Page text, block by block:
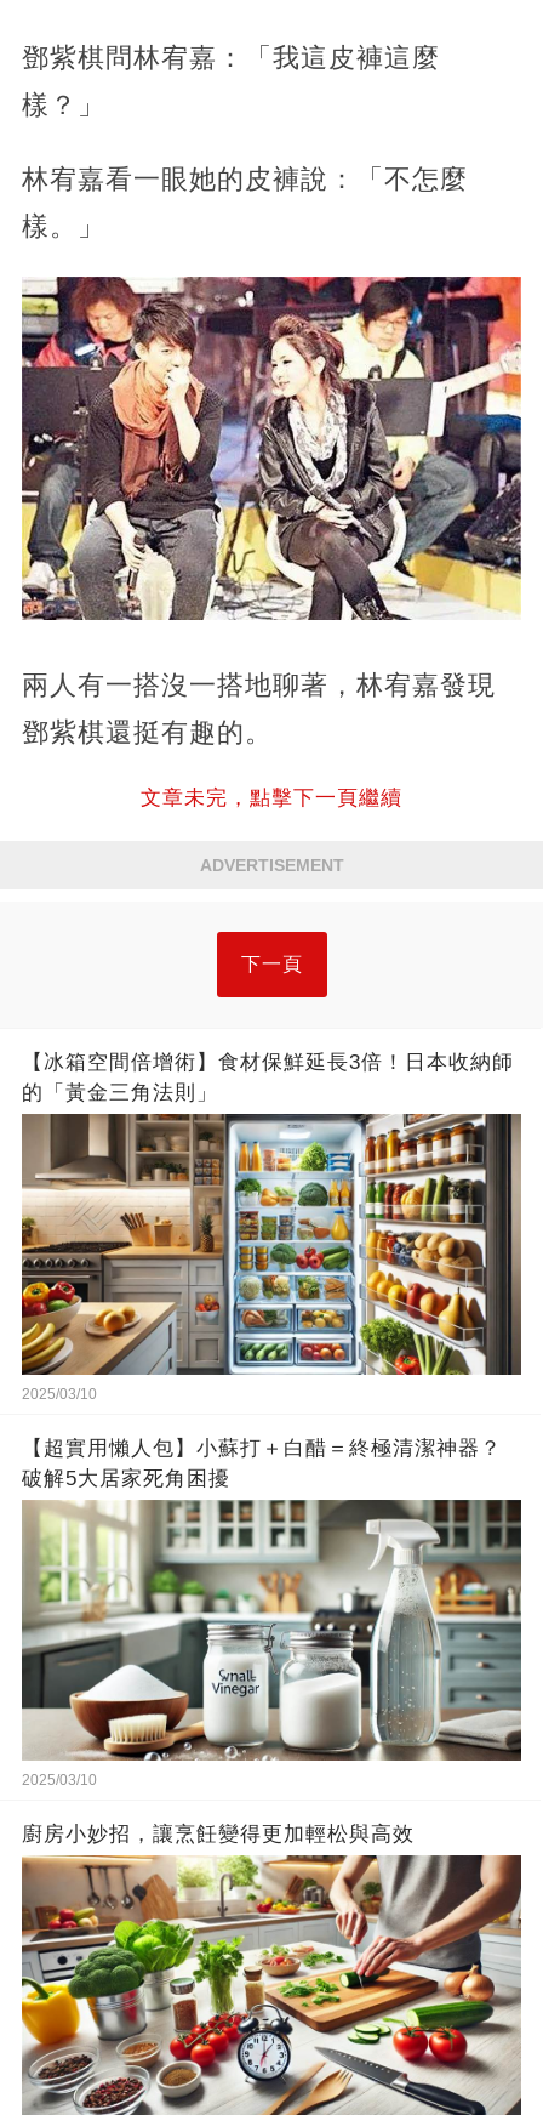
鄧紫棋問林宥嘉：「我這皮褲這麼
樣？」
林宥嘉看一眼她的皮褲說：「不怎麼
樣。」
兩人有一搭沒一搭地聊著，林宥嘉發現
鄧紫棋還挺有趣的。
文章未完，點擊下一頁繼續
ADVERTISEMENT
下一頁
【冰箱空間倍增術】食材保鮮延長3倍！日本收納師
的「黃金三角法則」
2025/03/10
【超實用懶人包】小蘇打＋白醋＝終極清潔神器？
破解5大居家死角困擾
2025/03/10
廚房小妙招，讓烹飪變得更加輕松與高效